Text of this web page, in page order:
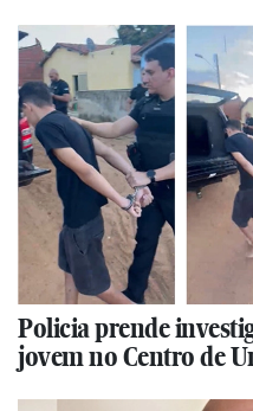
Policia prende
jovem no Centro de